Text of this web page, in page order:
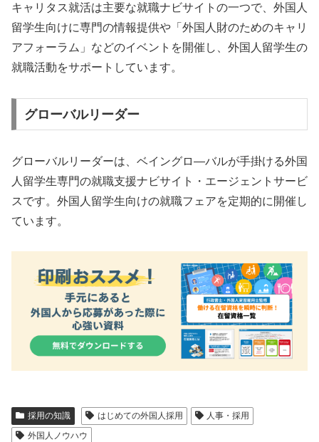
キャリタス就活は主要な就職ナビサイトの一つで、外国人
留学生向けに専門の情報提供や「外国人財のためのキャリ
アフォーラム」などのイベントを開催し、外国人留学生の
就職活動をサポートしています。
グローバルリーダー
グローバルリーダーは、ベイングロ―バルが手掛ける外国
人留学生専門の就職支援ナビサイト・エージェントサービ
スです。外国人留学生向けの就職フェアを定期的に開催し
ています。
採用の知識 はじめての外国人採用
人事・採用
外国人ノウハウ